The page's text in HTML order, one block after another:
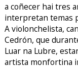
a coñecer hai tres
interpretan temas
A violonchelista,
Cedrón, que
Luar na Lubre,
artista monfortina